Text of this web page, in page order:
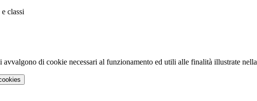
classi
di cookie necessari al funzionamento ed utili alle finalità illustrate nella